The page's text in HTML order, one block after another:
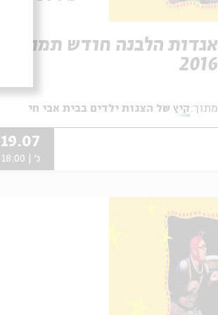
אגדות הלבנה חודש תמוז
2016
מתוך: קיץ של הצגות ילדים בבית אבי חי
19.07
ג' | 18:00